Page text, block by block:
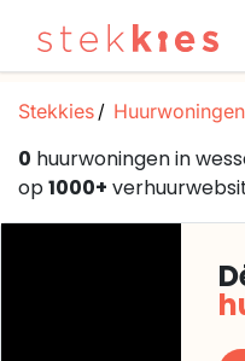
Stekkies Huurwoningen
0 huurwoningen in
op1000+